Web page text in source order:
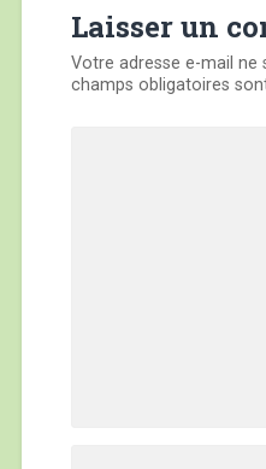
Laisser un
Votre adresse e-mail ne
champs obligatoires